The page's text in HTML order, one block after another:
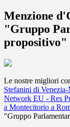
Menzione
"Gruppo
propositivo"
Le nostre migliori
Stefanini di Venezia-
Network EU - Res
a Montecitorio a
"Gruppo